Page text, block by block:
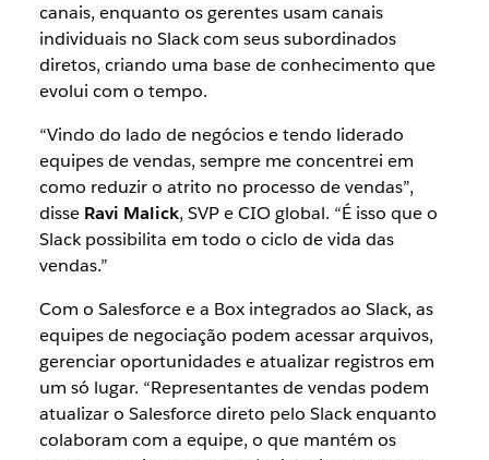
canais, enquanto os gerentes usam canais
individuais no Slack com seus subordinados
diretos, criando uma base de conhecimento que
evolui com o tempo.
“Vindo do lado de negócios e tendo liderado
equipes de vendas, sempre me concentrei em
como reduzir o atrito no processo de vendas”,
disse Ravi Malick, SVP e CIO global. “É isso que o
Slack possibilita em todo o ciclo de vida das
vendas.”
Com o Salesforce e a Box integrados ao Slack, as
equipes de negociação podem acessar arquivos,
gerenciar oportunidades e atualizar registros em
um só lugar. “Representantes de vendas podem
atualizar o Salesforce direto pelo Slack enquanto
colaboram com a equipe, o que mantém os